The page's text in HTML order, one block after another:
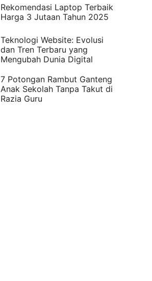
Rekomendasi Laptop Terbaik
Harga 3 Jutaan Tahun 2025
Teknologi Website: Evolusi
dan Tren Terbaru yang
Mengubah Dunia Digital
7 Potongan Rambut Ganteng
Anak Sekolah Tanpa Takut di
Razia Guru